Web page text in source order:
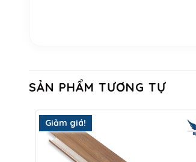
SẢN PHẨM TƯƠNG TỰ
Giảm giá!